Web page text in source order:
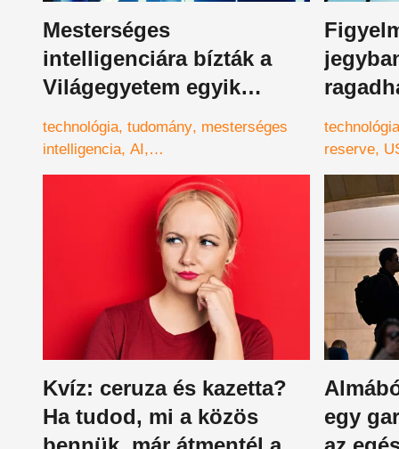
Mesterséges
intelligenciára bízták a
Világegyetem egyik
legnagyobb rejtélyét
technológia tudomány mesterséges
intelligencia AI
#mesterségesintelligencia
kamatok
technológia
reserve
Kvíz: ceruza és kazetta?
Ha tudod, mi a közös
egy